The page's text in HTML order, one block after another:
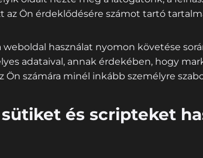
Ön érdeklődésére számot tartó
használat nyomon követése
adataival, annak érdekében, hogy
Ön számára minél inkább személyre
és scripteket